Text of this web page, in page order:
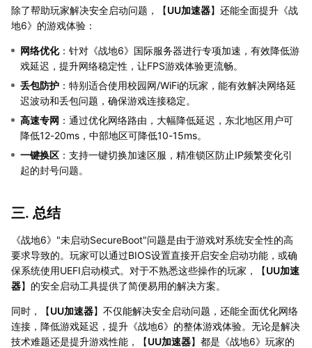
除了帮助玩家解决安全启动问题，【UU加速器】还能全面提升《战
地6》的游戏体验：
网络优化：针对《战地6》国际服务器进行专项加速，有效降低游
戏延迟，提升网络稳定性，让FPS游戏体验更流畅。
丢包防护 ：特别适合使用校园网/WiFi的玩家，能有效解决网络延
迟波动和丢包问题，确保游戏连接稳定。
高速专网 ：通过优化网络路由，大幅降低延迟，东北地区用户可
降低12-20ms，中部地区可降低10-15ms。
一键换区 ：支持一键切换加速区服，精准锁区防止IP频繁变化引
起的封号问题。
三. 总结
《战地6》"未启动SecureBoot"问题是由于游戏对系统安全性的高
要求导致的。玩家可以通过BIOS设置直接开启安全启动功能，或确
保系统使用UEFI启动模式。对于不熟悉这些操作的玩家，【UU加速
器】的安全启动工具提供了简便易用的解决方案。
同时，【UU加速器】不仅能解决安全启动问题，还能全面优化网络
连接，降低游戏延迟，提升《战地6》的整体游戏体验。无论是解决
技术难题还是提升游戏性能，【UU加速器】都是《战地6》玩家的